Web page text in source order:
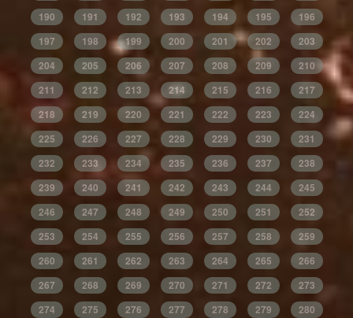
190
191 192 193 194 195
196
197
198 199 200 201 202
203
204
205 206 207 208 209
210
211
212 213 214 215 216
217
218
219 220 221 222 223
224
225
226 227 228 229 230
231
232
233 234 235 236 237
238
239
240 241 242 243 244
245
246
247 248 249 250 251
252
253
254 255 256 257 258
259
260
261 262 263 264 265
266
267
268 269 270 271 272
273
274
275 276 277 278 279
280